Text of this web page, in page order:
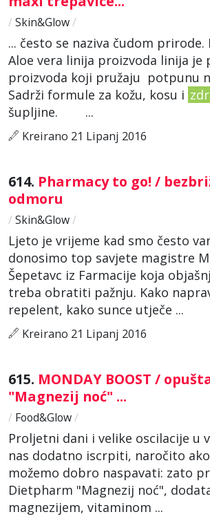
/ Skin&Glow/
... često se naziva čudom prirode.
Aloe vera linija proizvoda linija je
proizvoda koji pružaju potpunu
Sadrži formule za kožu, kosu i
šupljine. ...
Kreirano 21 Lipanj 2016
614. Pharmacy to go! /
odmoru
/ Skin&Glow/
Ljeto je vrijeme kad smo često
donosimo top savjete magistre
Šepetavc iz Farmacije koja
treba obratiti pažnju. Kako
repelent, kako sunce utječe ...
Kreirano 21 Lipanj 2016
615. MONDAY BOOST /
"Magnezij noć" ...
/ Food&Glow/
Proljetni dani i velike oscilacije u
nas dodatno iscrpiti, naročito
možemo dobro naspavati: zato
Dietpharm "Magnezij noć",
magnezijem, vitaminom ...